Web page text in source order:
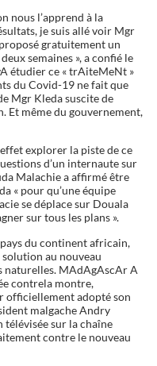
nous l’apprend à la
je suis allé voir Mgr
gratuitement un
semaines », a confié le
étudier ce « trAiteMeNt »
du Covid-19 ne fait que
Mgr Kleda suscite de
Et même du gouvernement,
explorer la piste de ce
d’un internaute sur
Malachie a affirmé être
« pour qu’une équipe
se déplace sur Douala
sur tous les plans ».
du continent africain,
solution au nouveau
MAdAgAscAr A
contrela montre,
officiellement adopté son
malgache Andry
télévisée sur la chaîne
contre le nouveau